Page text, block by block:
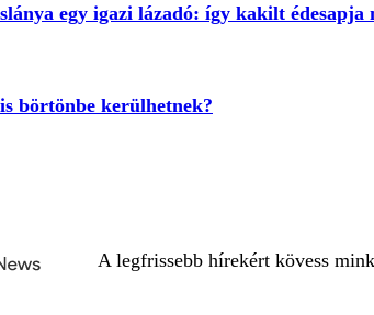
egy igazi lázadó: így kakilt édesapja
börtönbe kerülhetnek?
A legfrissebb hírekért kövess